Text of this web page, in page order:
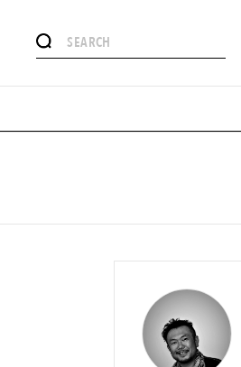
#憧れの
#GH 銘品の所以 #フイナムの